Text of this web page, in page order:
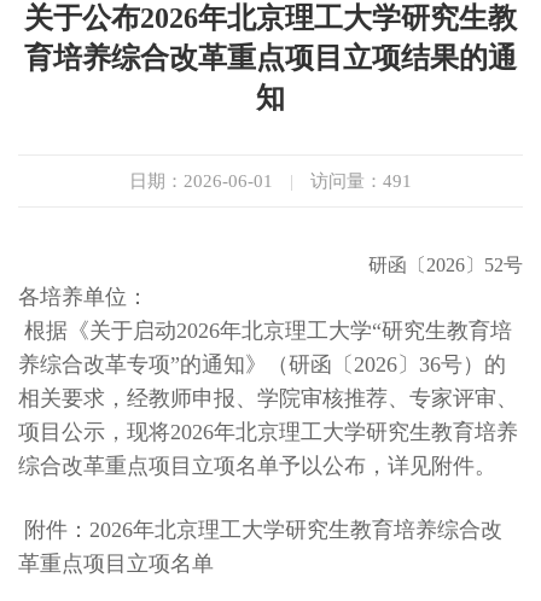
关于公布2026年北京理工大学研究生教
育培养综合改革重点项目立项结果的通
知
日期：2026-06-01 | 访问量： 491
研函〔2026〕52号
各培养单位：
根据《关于启动2026年北京理工大学“研究生教育培
养综合改革专项”的通知》（研函〔2026〕 36号）的
相关要求，经教师申报、学院审核推荐、专家评审、
项目公示，现将2026年北京理工大学研究生教育培养
综合改革重点项目立项名单予以公布，详见附件。
附件： 2026年北京理工大学研究生教育培养综合改
革重点项目立项名单